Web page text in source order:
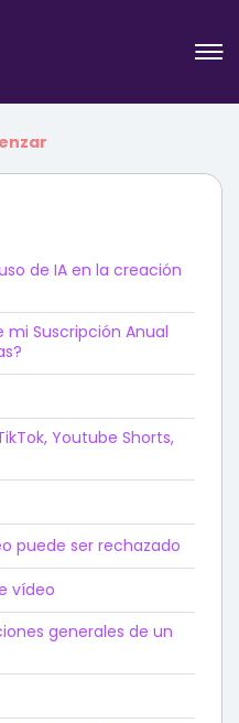
de IA en la creación
Suscripción Anual
Youtube Shorts,
puede ser rechazado
vídeo
generales de un